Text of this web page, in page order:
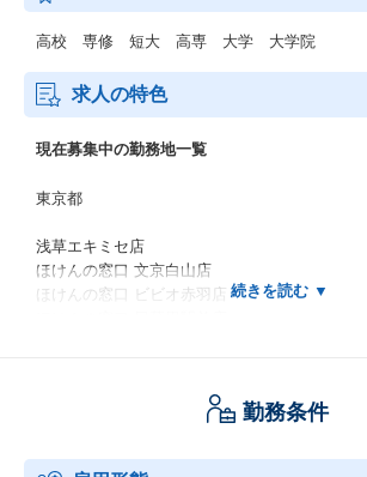
高校 専修 短大 高専 大学 大学院
求人の特色
現在募集中の勤務地一覧
東京都
浅草エキミセ店
ほけんの窓口 文京白山店
ほけんの窓口 ビビオ赤羽店
ほけんの窓口 下北沢店
勤務条件